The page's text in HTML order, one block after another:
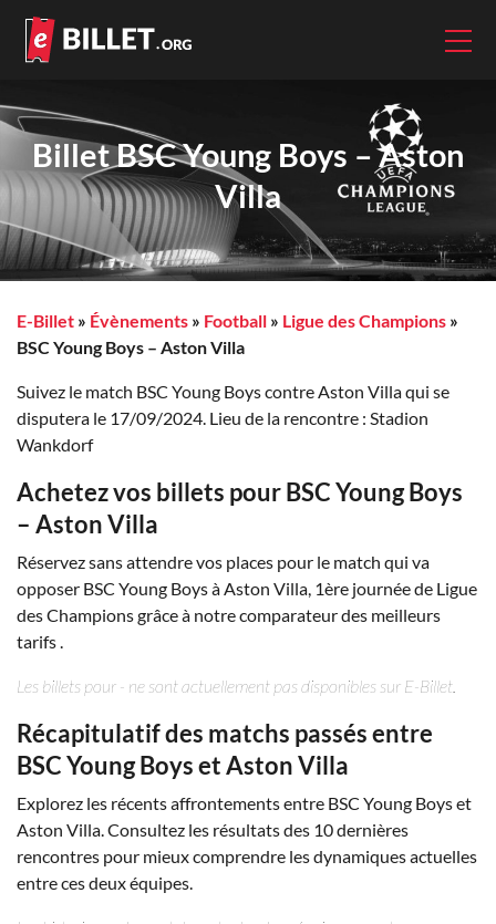
Billet BSC Young Boys – Aston
Villa
E-Billet » Évènements » Football » Ligue des Champions »
BSC Young Boys – Aston Villa
Suivez le match BSC Young Boys contre Aston Villa qui se
disputera le 17/09/2024. Lieu de la rencontre : Stadion
Wankdorf
Achetez vos billets pour BSC Young Boys
– Aston Villa
Réservez sans attendre vos places pour le match qui va
opposer BSC Young Boys à Aston Villa, 1ère journée de Ligue
des Champions grâce à notre comparateur des meilleurs
tarifs .
Les billets pour - ne sont actuellement pas disponibles sur E-Billet.
Récapitulatif des matchs passés entre
BSC Young Boys et Aston Villa
Explorez les récents affrontements entre BSC Young Boys et
Aston Villa. Consultez les résultats des 10 dernières
rencontres pour mieux comprendre les dynamiques actuelles
entre ces deux équipes.